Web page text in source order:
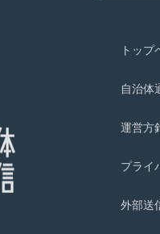
トップ
自治体
運営方
プライ
外部送